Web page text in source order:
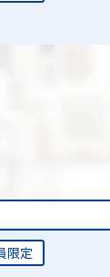
限定